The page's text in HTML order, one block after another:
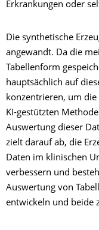
Erkrankungen oder
Die synthetische
angewandt. Da die
Tabellenform
hauptsächlich auf
konzentrieren, um
KI-gestützten
Auswertung dieser
zielt darauf ab, die
Daten im klinischen
verbessern und
Auswertung von
entwickeln und beide